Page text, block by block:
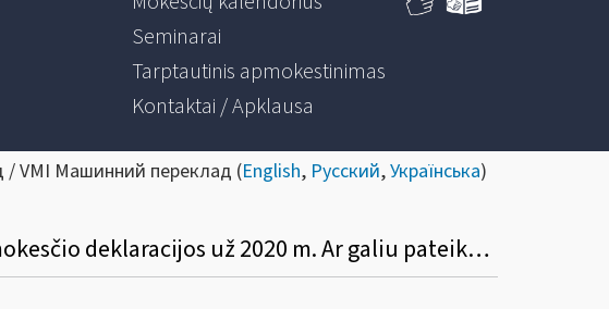
Seminarai
Tarptautinis apmokestinimas
Kontaktai / Apklausa
VMI Машинний переклад (English, Русский,Українська)
Mano paraiška subsidijai gauti buvo nepriimta, nes nepateikiau pajamų mokesčio deklaracijos už 2020 m. Ar galiu pateikęs deklaraciją vėl teikti paraišką?